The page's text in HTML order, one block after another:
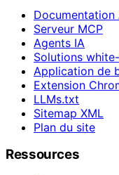
Documentation
Serveur MCP
Agents IA
Solutions
Application de
Extension
LLMs.txt
Sitemap XML
Plan du site
Ressources